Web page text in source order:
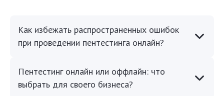
Как избежать распространенных ошибок
при проведении пентестинга онлайн?
Пентестинг онлайн или оффлайн: что
выбрать для своего бизнеса?